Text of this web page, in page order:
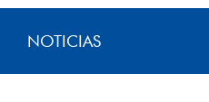
NOTICIAS